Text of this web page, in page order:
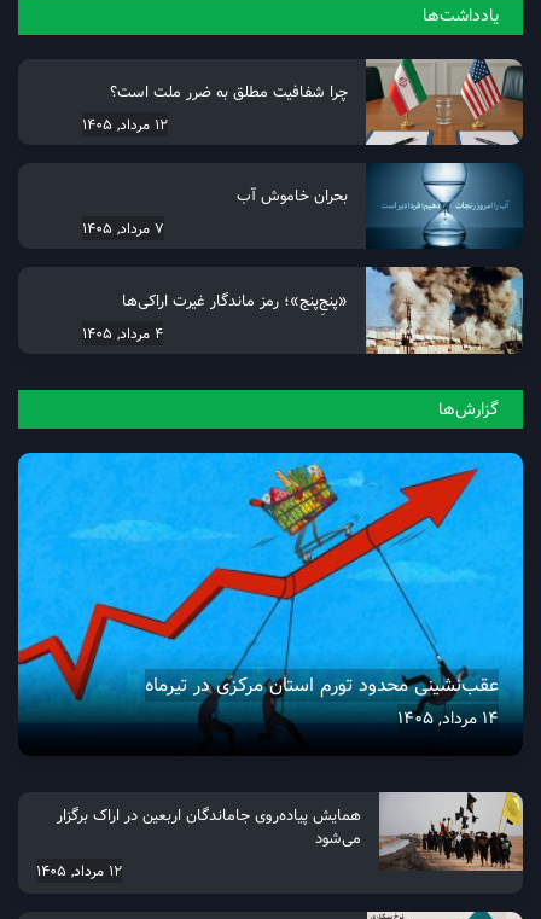
یادداشت‌ها
چرا شفافیت مطلق به ضرر ملت است؟
12 مرداد, 1405
بحران خاموش آب
7 مرداد, 1405
«پنجِ‌پنج»؛ رمز ماندگار غیرت اراکی‌ها
4 مرداد, 1405
گزارش‌ها
عقب‌نشینی محدود تورم استان مرکزی در تیرماه
14 مرداد, 1405
همایش پیاده‌روی جاماندگان اربعین در اراک برگزار
می‌شود
12 مرداد, 1405